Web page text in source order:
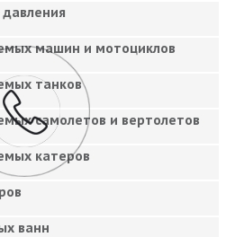
машин и мотоциклов
танков
самолетов и вертолетов
катеров
ванн